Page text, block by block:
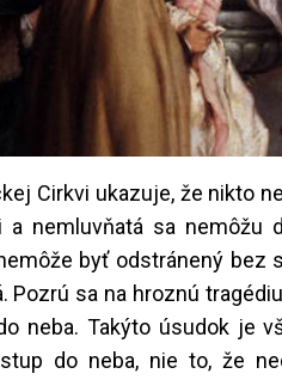
Cirkvi ukazuje, že nikto
nemluvňatá sa
byť odstránený
Pozrú sa na hroznú
neba. Takýto úsudok je
do neba, nie to, že